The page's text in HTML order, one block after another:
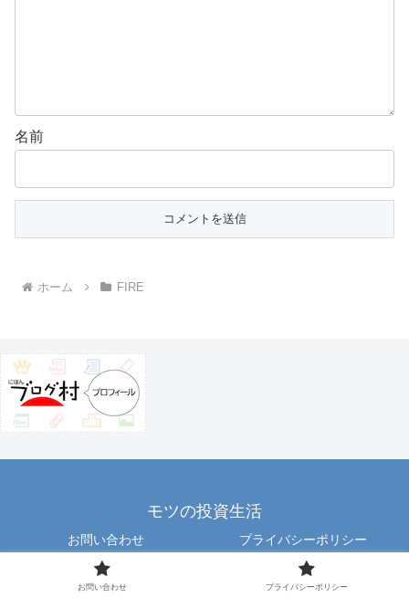
名前
ホーム FIRE
モツの投資生活
お問い合わせ プライバシーポリシー
Copyright © 2012 motu All Rights Reserved.
お問い合わせ プライバシーポリシー